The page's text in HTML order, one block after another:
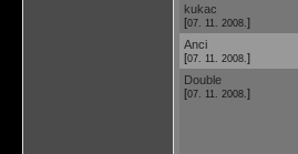
kukac
[07. 11. 2008. ]
Anci
[07. 11. 2008. ]
Double
[07. 11. 2008. ]